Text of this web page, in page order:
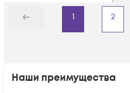
Назад
1 2
Наши преимущества